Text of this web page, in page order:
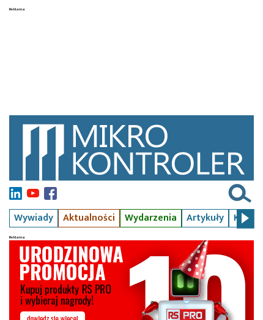
Wywiady Aktualności Wydarzenia Artykuły Kursy